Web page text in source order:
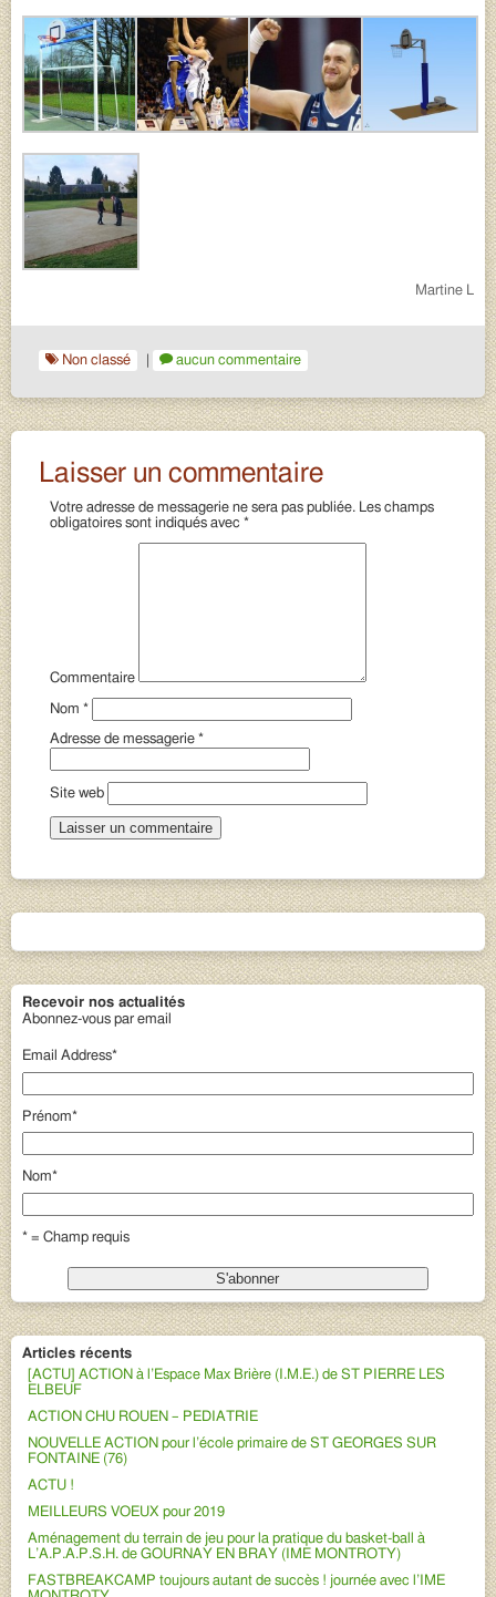
Martine L
Non classé aucun commentaire
Laisser un commentaire
Votre adresse de messagerie ne sera pas publiée. Les champs
obligatoires sont indiqués avec *
Commentaire
Nom *
Adresse de messagerie *
Site web
Recevoir nos actualités
Abonnez-vous par email
Email Address*
Prénom*
Nom*
* = Champ requis
Articles récents
[ACTU] ACTION à l’Espace Max Brière (I.M.E.) de ST PIERRE LES
ELBEUF
ACTION CHU ROUEN – PEDIATRIE
NOUVELLE ACTION pour l’école primaire de ST GEORGES SUR
FONTAINE (76)
ACTU !
MEILLEURS VOEUX pour 2019
Aménagement du terrain de jeu pour la pratique du basket-ball à
L’A.P.A.P.S.H. de GOURNAY EN BRAY (IME MONTROTY)
FASTBREAKCAMP toujours autant de succès ! journée avec l’IME